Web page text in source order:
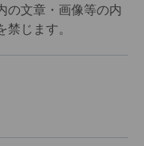
の文章・画像等の内
じます。